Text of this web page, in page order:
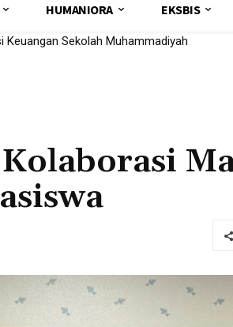
HUMANIORA EKSBIS
Keuangan Sekolah Muhammadiyah